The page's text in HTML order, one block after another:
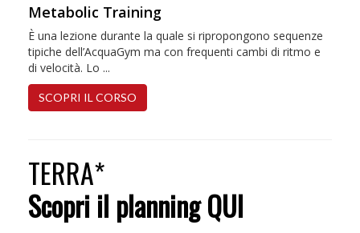
Metabolic Training
È una lezione durante la quale si ripropongono sequenze
tipiche dell’AcquaGym ma con frequenti cambi di ritmo e
di velocità. Lo ...
SCOPRI IL CORSO
TERRA*
Scopri il planningQUI